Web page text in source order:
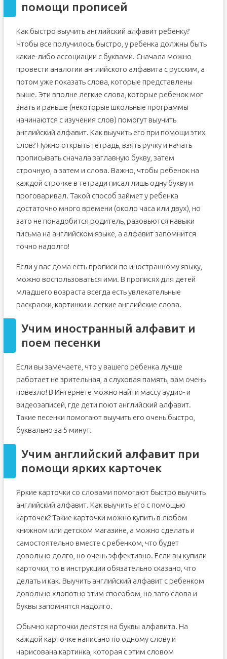
помощи прописей
Как быстро выучить английский алфавит ребенку?
Чтобы все получилось быстро, у ребенка должны быть
какие-либо ассоциации с буквами. Сначала можно
провести аналогии английского алфавита с русским, а
потом уже показать слова, которые представлены
выше. Эти вполне легкие слова, которые ребенок мог
знать и раньше (некоторые школьные программы
начинаются с изучения слов) помогут выучить
английский алфавит. Как выучить его при помощи этих
слов? Нужно открыть тетрадь, взять ручку и начать
прописывать сначала заглавную букву, затем
строчную, а затем и слова. Важно, чтобы ребенок на
каждой строчке в тетради писал лишь одну букву и
проговаривал. Такой способ займет у ребенка
достаточно много времени (около часа или двух), но
зато не понадобится родитель, разовьются навыки
письма на английском языке, а алфавит запомнится
точно надолго!
Если у вас дома есть прописи по иностранному языку,
можно воспользоваться ими. В прописях для детей
младшего возраста всегда есть увлекательные
раскраски, картинки и легкие английские слова.
Учим иностранный алфавит и
поем песенки
Если вы замечаете, что у вашего ребенка лучше
работает не зрительная, а слуховая память, вам очень
повезло! В Интернете можно найти массу аудио- и
видеозаписей, где дети поют английский алфавит.
Такие песенки помогают выучить его очень быстро,
буквально за 5 минут.
Учим английский алфавит при
помощи ярких карточек
Яркие карточки со словами помогают быстро выучить
английский алфавит. Как выучить его с помощью
карточек? Такие карточки можно купить в любом
книжном или детском магазине, а можно сделать и
самостоятельно вместе с ребенком, что будет
довольно долго, но очень эффективно. Если вы купили
карточки, то в инструкции обязательно сказано, что
делать и как. Выучить английский алфавит с ребенком
довольно хлопотно этим способом, но зато слова и
буквы запомнятся надолго.
Обычно карточки делятся на буквы алфавита. На
каждой карточке написано по одному слову и
нарисована картинка, которая с этим словом